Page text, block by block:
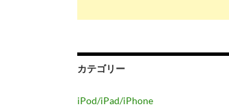
カテゴリー
iPod/iPad/iPhone